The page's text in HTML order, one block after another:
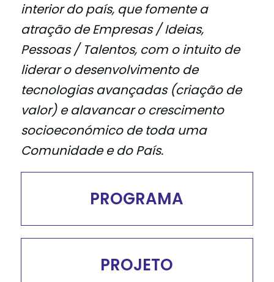
interior do país, que fomente a
atração de Empresas / Ideias,
Pessoas / Talentos, com o intuito de
liderar o desenvolvimento de
tecnologias avançadas (criação de
valor) e alavancar o crescimento
socioeconómico de toda uma
Comunidade e do País.
PROGRAMA
PROJETO